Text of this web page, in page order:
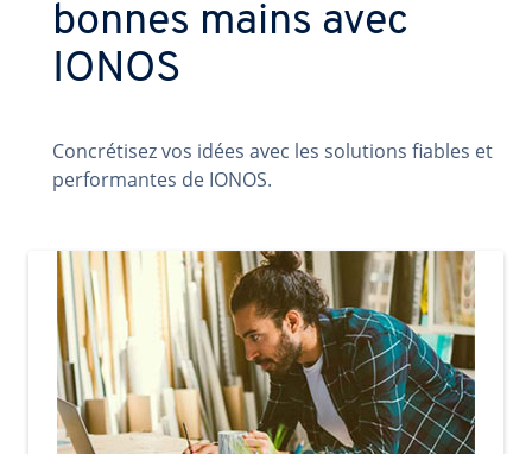
bonnes mains avec
IONOS
Concrétisez vos idées avec les solutions fiables et
performantes de IONOS.